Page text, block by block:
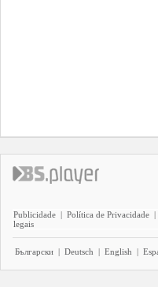
Publicidade | Política de Privacidade |
legais
Български | Deutsch | English |